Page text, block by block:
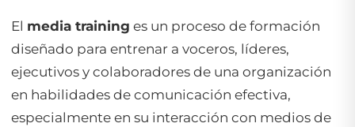
El media training es un proceso de formación
diseñado para entrenar a voceros, líderes,
ejecutivos y colaboradores de una organización
en habilidades de comunicación efectiva,
especialmente en su interacción con medios de